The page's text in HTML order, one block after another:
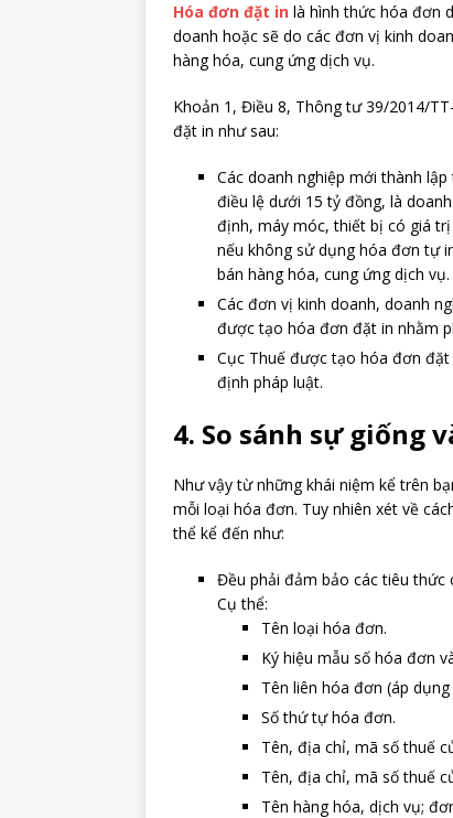
Hóa đơn đặt in là hình thức hóa đơn
doanh hoặc sẽ do các đơn vị kinh
hàng hóa, cung ứng dịch vụ.
Khoản 1, Điều 8, Thông tư 39/2014/
đặt in như sau:
Các doanh nghiệp mới thành
điều lệ dưới 15 tỷ đồng, là
định, máy móc, thiết bị có giá
nếu không sử dụng hóa đơn tự
bán hàng hóa, cung ứng dịch vụ.
Các đơn vị kinh doanh, doanh
được tạo hóa đơn đặt in nhằm
Cục Thuế được tạo hóa đơn
định pháp luật.
4. So sánh sự giống
Như vậy từ những khái niệm kể trên
mỗi loại hóa đơn. Tuy nhiên xét về
thể kể đến như:
Đều phải đảm bảo các tiêu thức
Cụ thể:
Tên loại hóa đơn.
Ký hiệu mẫu số hóa đơn
Tên liên hóa đơn (áp
Số thứ tự hóa đơn.
Tên, địa chỉ, mã số thuế
Tên, địa chỉ, mã số thuế
Tên hàng hóa, dịch vụ;